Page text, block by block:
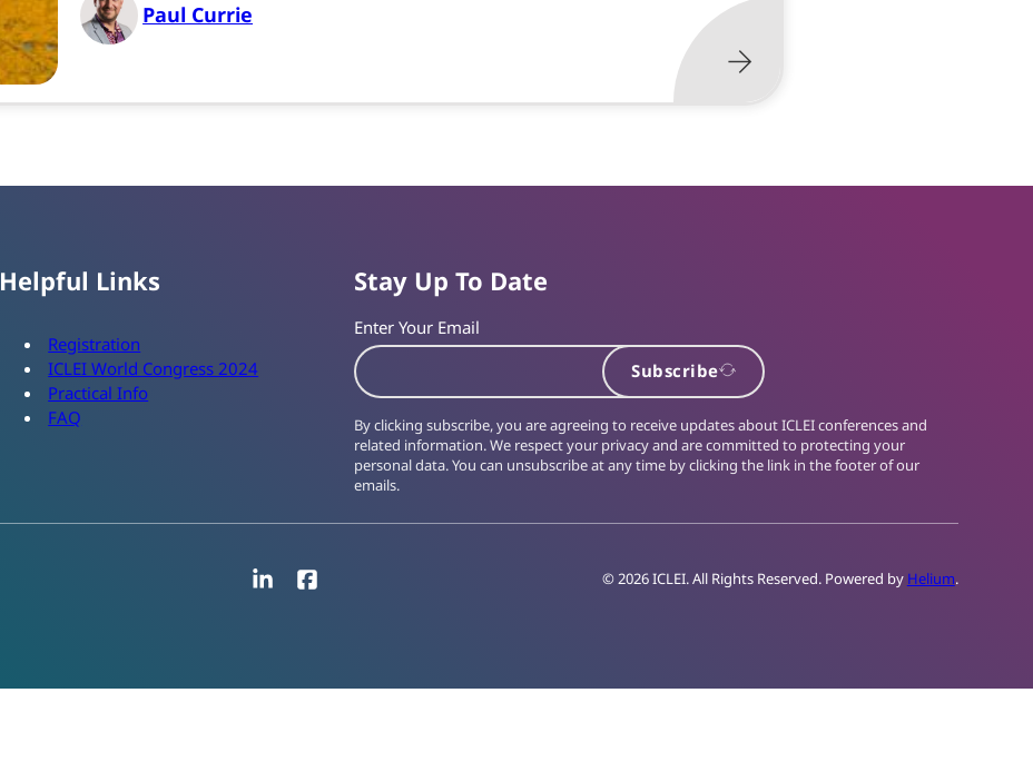
Paul Currie
Helpful Links
Registration
ICLEI World Congress 2024
Practical Info
FAQ
Stay Up To Date
Enter Your Email
Subscribe
By clicking subscribe, you are agreeing to receive updates about ICLEI conferences and
related information. We respect your privacy and are committed to protecting your
personal data. You can unsubscribe at any time by clicking the link in the footer of our
emails.
LinkedInFacebook © 2026 ICLEI. All Rights Reserved. Powered by Helium.